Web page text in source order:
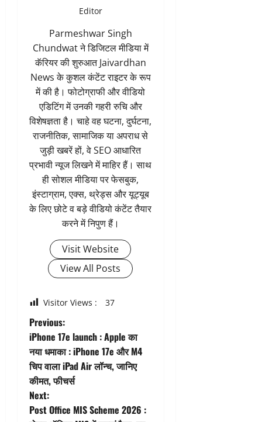
Editor
Parmeshwar Singh
Chundwat ने डिजिटल मीडिया में
कॅरियर की शुरुआत Jaivardhan
News के कुशल कंटेंट राइटर के रूप
में की है। फोटोग्राफी और वीडियो
एडिटिंग में उनकी गहरी रुचि और
विशेषज्ञता है। चाहे वह घटना, दुर्घटना,
राजनीतिक, सामाजिक या अपराध से
जुड़ी खबरें हों, वे SEO आधारित
प्रभावी न्यूज लिखने में माहिर हैं। साथ
ही सोशल मीडिया पर फेसबुक,
इंस्टाग्राम, एक्स, थ्रेड्स और यूट्यूब
के लिए छोटे व बड़े वीडियो कंटेंट तैयार
करने में निपुण हैं।
Visit Website
View All Posts
Visitor Views : 37
P
o
s
t
Previous:
iPhone 17e launch : Apple का
नया धमाका : iPhone 17e और M4
चिप वाला iPad Air लॉन्च, जानिए
कीमत, फीचर्स
Next:
Post Office MIS Scheme 2026 :